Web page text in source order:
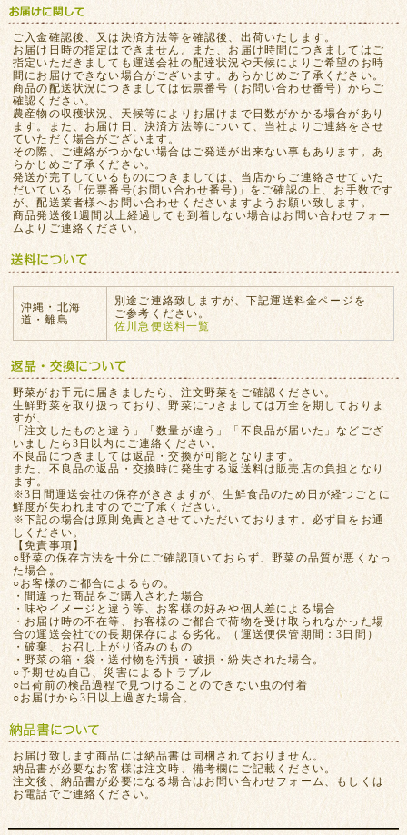
ご入金確認後、又は決済方法等を確認後、出荷いたします。
お届け日時の指定はできません。また、お届け時間につきましてはご
指定いただきましても運送会社の配達状況や天候によりご希望のお時
間にお届けできない場合がございます。あらかじめご了承ください。
商品の配送状況につきましては伝票番号（お問い合わせ番号）からご
確認ください。
農産物の収穫状況、天候等によりお届けまで日数がかかる場合があり
ます。また、お届け日、決済方法等について、当社よりご連絡をさせ
ていただく場合がございます。
その際、ご連絡がつかない場合はご発送が出来ない事もあります。あ
らかじめご了承ください。
発送が完了しているものにつきましては、当店からご連絡させていた
だいている「伝票番号(お問い合わせ番号)」をご確認の上、お手数です
が、配送業者様へお問い合わせくださいますようお願い致します。
商品発送後1週間以上経過しても到着しない場合はお問い合わせフォー
ムよりご連絡ください。
沖縄・北海
道・離島
別途ご連絡致しますが、下記運送料金ページを
ご参考ください。
佐川急便送料一覧
野菜がお手元に届きましたら、注文野菜をご確認ください。
生鮮野菜を取り扱っており、野菜につきましては万全を期しておりま
すが、
「注文したものと違う」「数量が違う」「不良品が届いた」などござ
いましたら3日以内にご連絡ください。
不良品につきましては返品・交換が可能となります。
また、不良品の返品・交換時に発生する返送料は販売店の負担となり
ます。
※3日間運送会社の保存がききますが、生鮮食品のため日が経つごとに
鮮度が失われますのでご了承ください。
※下記の場合は原則免責とさせていただいております。必ず目をお通
しください。
【免責事項】
○野菜の保存方法を十分にご確認頂いておらず、野菜の品質が悪くなっ
た場合。
○お客様のご都合によるもの。
・間違った商品をご購入された場合
・味やイメージと違う等、お客様の好みや個人差による場合
・お届け時の不在等、お客様のご都合で荷物を受け取られなかった場
合の運送会社での長期保存による劣化。（運送便保管期間：3日間）
・破棄、お召し上がり済みのもの
・野菜の箱・袋・送付物を汚損・破損・紛失された場合。
○予期せぬ自己、災害によるトラブル
○出荷前の検品過程で見つけることのできない虫の付着
○お届けから3日以上過ぎた場合。
お届け致します商品には納品書は同梱されておりません。
納品書が必要なお客様は注文時、備考欄にご記載ください。
注文後、納品書が必要になる場合はお問い合わせフォーム、もしくは
お電話でご連絡ください。